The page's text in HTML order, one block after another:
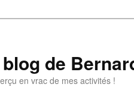
de
en vrac de mes activités !